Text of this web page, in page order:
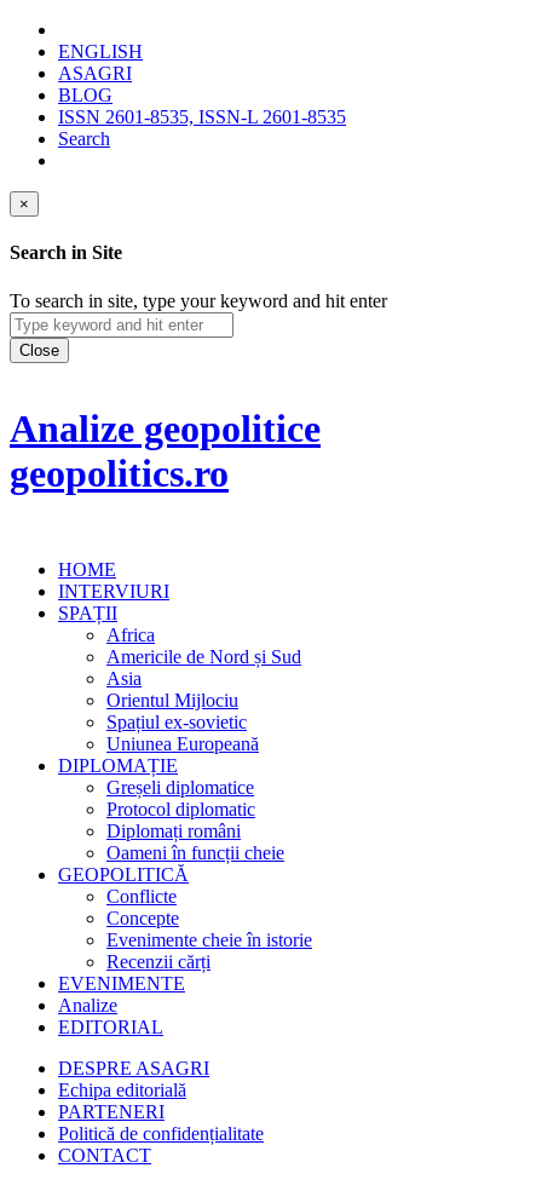
ENGLISH
ASAGRI
BLOG
ISSN 2601-8535, ISSN-L 2601-8535
Search
×
Search in Site
To search in site, type your keyword and hit enter
Close
Analize geopolitice
geopolitics.ro
HOME
INTERVIURI
SPAȚII
Africa
Americile de Nord și Sud
Asia
Orientul Mijlociu
Spațiul ex-sovietic
Uniunea Europeană
DIPLOMAȚIE
Greșeli diplomatice
Protocol diplomatic
Diplomați români
Oameni în funcții cheie
GEOPOLITICĂ
Conflicte
Concepte
Evenimente cheie în istorie
Recenzii cărți
EVENIMENTE
Analize
EDITORIAL
DESPRE ASAGRI
Echipa editorială
PARTENERI
Politică de confidențialitate
CONTACT